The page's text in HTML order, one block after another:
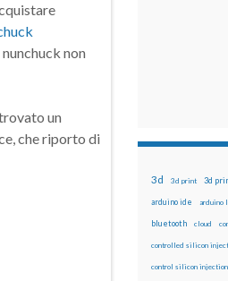
non
un
che riporto di
3d 3d print 3d
arduino ide arduino
bluetooth cloud
controlled silicon
control silicon injection